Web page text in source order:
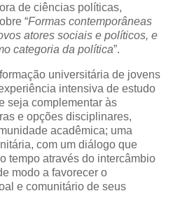
de ciências políticas,
“Formas contemporâneas
atores sociais e políticos, e
categoria da política”.
universitária de jovens
intensiva de estudo
seja complementar às
e opções disciplinares,
acadêmica; uma
com um diálogo que
tempo através do intercâmbio
modo a favorecer o
e comunitário de seus